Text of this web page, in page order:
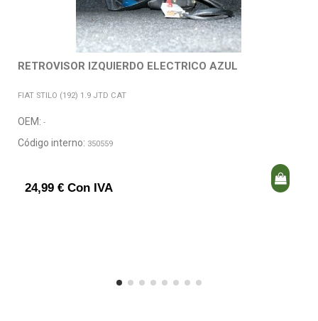
RETROVISOR IZQUIERDO ELECTRICO AZUL
FIAT STILO (192) 1.9 JTD CAT
OEM: -
Código interno: 350559
24,99 € Con IVA